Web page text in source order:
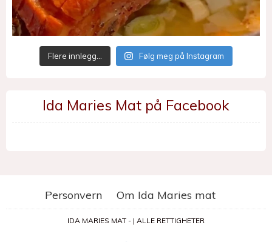
Flere innlegg… Følg meg på Instagram
Ida Maries Mat på Facebook
Personvern Om Ida Maries mat
IDA MARIES MAT - | ALLE RETTIGHETER